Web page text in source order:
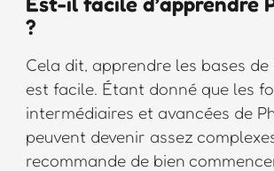
?
Cela dit, apprendre les bases de
est facile. Étant donné que les
intermédiaires et avancées de
peuvent devenir assez
recommande de bien